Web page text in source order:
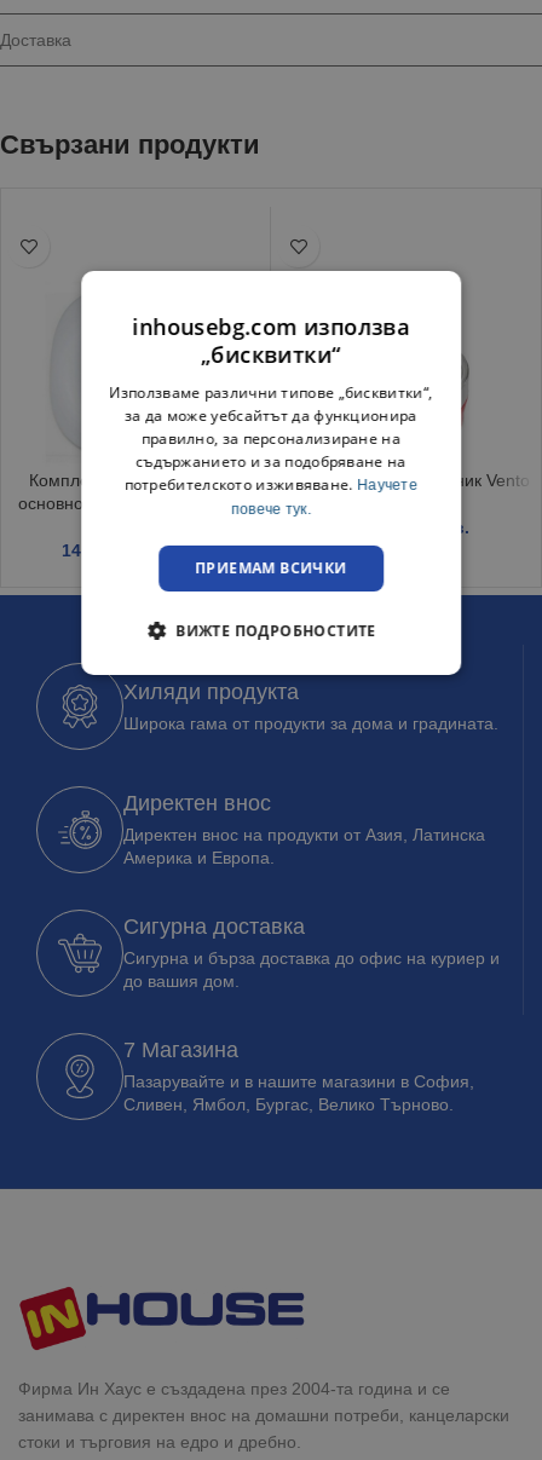
Доставка
Свързани продукти
Комплект чинии „Карин“ за
основно ясти 26 х 26 см, 6 бр
14.65 / 28.65 лв.
Противоветрен пепелник Vento
/ 3.23 лв.
Хиляди продукта
Широка гама от продукти за дома и градината.
Директен внос
Директен внос на продукти от Азия, Латинска
Америка и Европа.
Сигурна доставка
Сигурна и бърза доставка до офис на куриер и
до вашия дом.
7 Магазина
Пазарувайте и в нашите магазини в София,
Сливен, Ямбол, Бургас, Велико Търново.
Фирма Ин Хаус е създадена през 2004-та година и се
занимава с директен внос на домашни потреби, канцеларски
стоки и търговия на едро и дребно.
inhousebg.com използва
„бисквитки“
Използваме различни типове „бисквитки“,
за да може уебсайтът да функционира
правилно, за персонализиране на
съдържанието и за подобряване на
потребителското изживяване. Научете
повече тук.
ПРИЕМАМ ВСИЧКИ
ВИЖТЕ ПОДРОБНОСТИТЕ